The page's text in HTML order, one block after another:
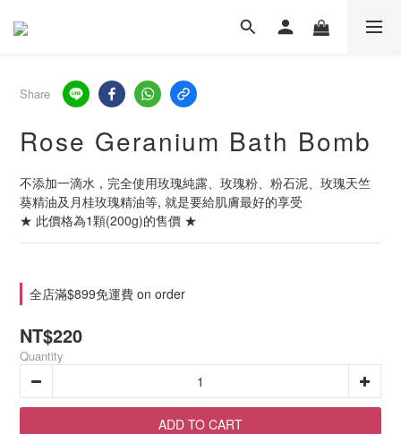
Share
Rose Geranium Bath Bomb
不添加一滴水，完全使用玫瑰純露、玫瑰粉、粉石泥、玫瑰天竺
葵精油及月桂玫瑰精油等, 就是要給肌膚最好的享受
★ 此價格為1顆(200g)的售價 ★
全店滿$899免運費 on order
NT$220
Quantity
ADD TO CART